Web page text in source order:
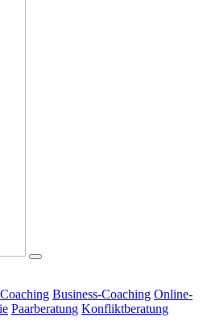
Business-Coaching Online-
Paarberatung Konfliktberatung